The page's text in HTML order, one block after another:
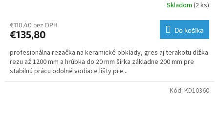
Skladom (2 ks)
€110,40 bez DPH
€135,80 Do košíka
profesionálna rezačka na keramické obklady, gres aj terakotu dĺžka
rezu až 1200 mm a hrúbka do 20 mm šírka základne 200 mm pre
stabilnú prácu odolné vodiace lišty pre...
Kód: KD10360